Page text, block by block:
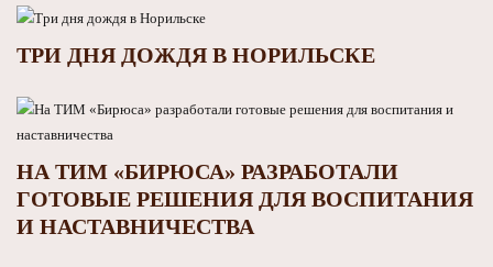
ТРИ ДНЯ ДОЖДЯ В НОРИЛЬСКЕ
НА ТИМ «БИРЮСА» РАЗРАБОТАЛИ
ГОТОВЫЕ РЕШЕНИЯ ДЛЯ ВОСПИТАНИЯ
И НАСТАВНИЧЕСТВА